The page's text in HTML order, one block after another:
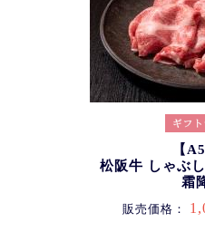
【
松阪牛 しゃぶ
霜
販売価格：